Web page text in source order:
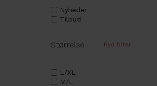
Vis alle
Nyheder
Tilbud
Størrelse Ryd filter
L/XL
M/L